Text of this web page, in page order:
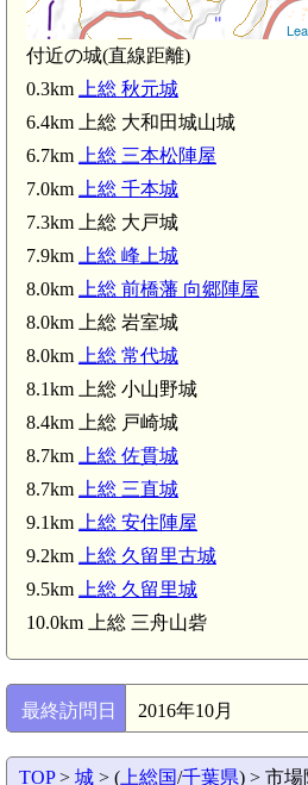
付近の城(直線距離)
0.3km
上総 秋元城
6.4km 上総 大和田城山城
6.7km
上総 三本松陣屋
7.0km
上総 千本城
7.3km 上総 大戸城
7.9km
上総 峰上城
8.0km
上総 前橋藩 向郷陣屋
8.0km 上総 岩室城
8.0km
上総 常代城
8.1km 上総 小山野城
8.4km 上総 戸崎城
8.7km
上総 佐貫城
8.7km
上総 三直城
9.1km
上総 安住陣屋
9.2km
上総 久留里古城
9.5km
上総 久留里城
10.0km 上総 三舟山砦
最終訪問日 2016年10月
TOP> 城 > ( 上総国/千葉県) > 市場